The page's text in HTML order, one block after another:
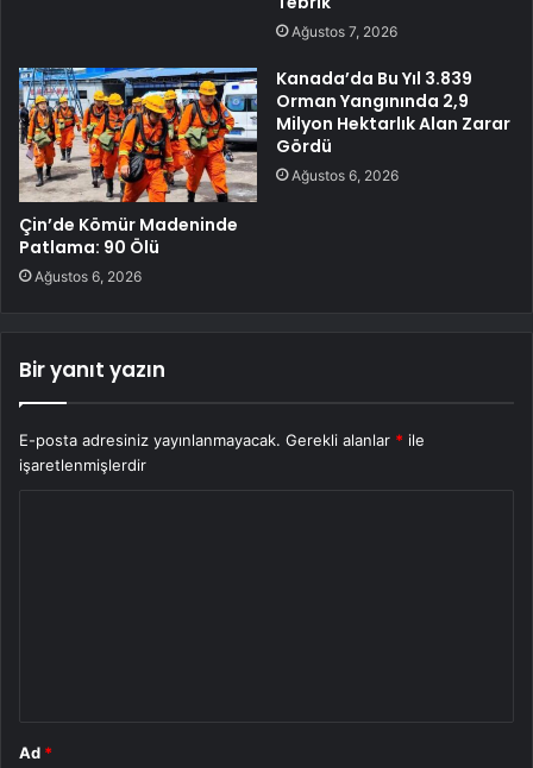
Ağustos 7, 2026
Çin’de Kömür Madeninde
Patlama: 90 Ölü
Ağustos 6, 2026
Kanada’da Bu Yıl 3.839
Orman Yangınında 2,9
Milyon Hektarlık Alan Zarar
Gördü
Ağustos 6, 2026
Bir yanıt yazın
E-posta adresiniz yayınlanmayacak. Gerekli alanlar * ile
işaretlenmişlerdir
Ad *